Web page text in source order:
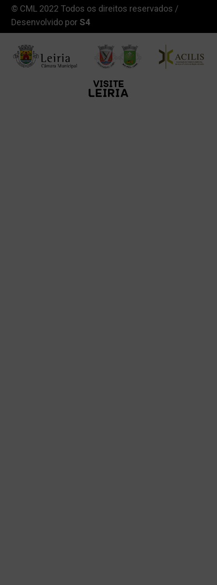
© CML 2022 Todos os direitos reservados /
Desenvolvido por S4